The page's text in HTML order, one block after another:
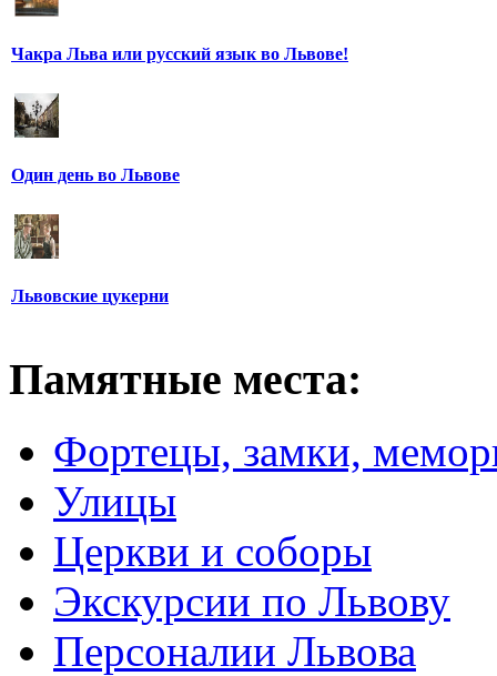
Чакра Льва или русский язык во Львове!
Один день во Львове
Львовские цукерни
Памятные места:
Фортецы, замки,
Улицы
Церкви и соборы
Экскурсии по Львову
Персоналии Львова